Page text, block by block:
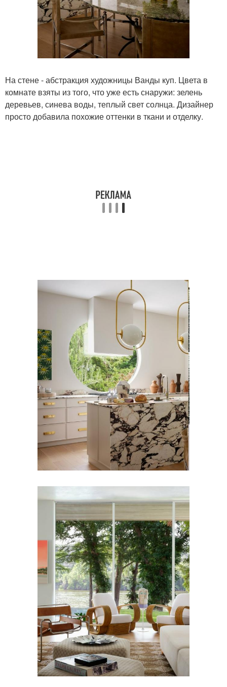
На стене - абстракция художницы Ванды куп. Цвета в
комнате взяты из того, что уже есть снаружи: зелень
деревьев, синева воды, теплый свет солнца. Дизайнер
просто добавила похожие оттенки в ткани и отделку.